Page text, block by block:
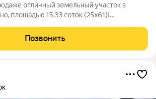
отличный земельный участок в
площадью 15,33 соток (25х61)!
которой проходит газ (ул. Лесная). Участок
по
Позвонить